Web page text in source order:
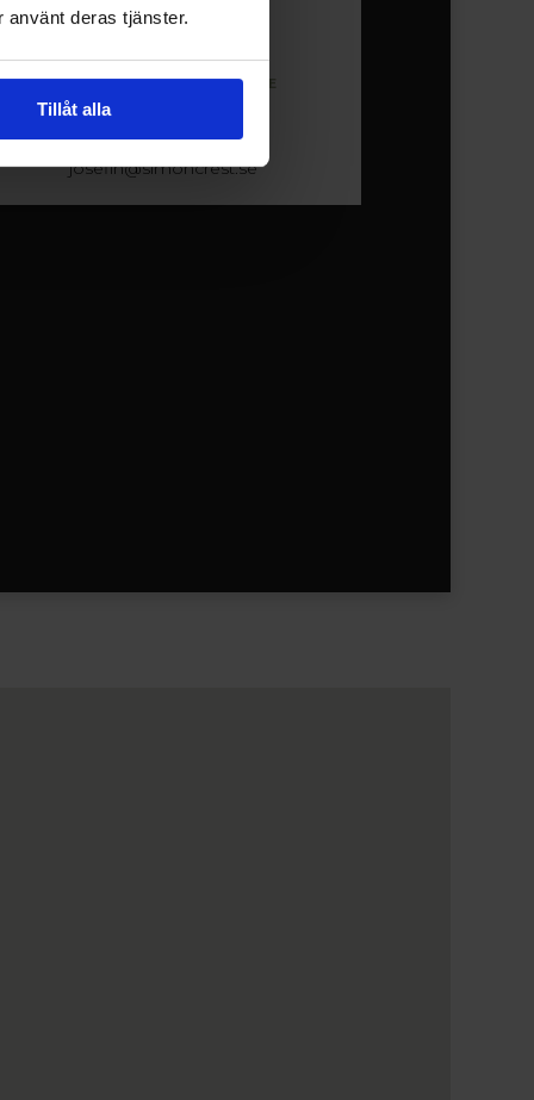
använt deras tjänster.
Tillåt alla
Josefin Sjöström
VD/REG. FASTIGHETSMÄKLARE
0707999586
josefin@simoncrest.se